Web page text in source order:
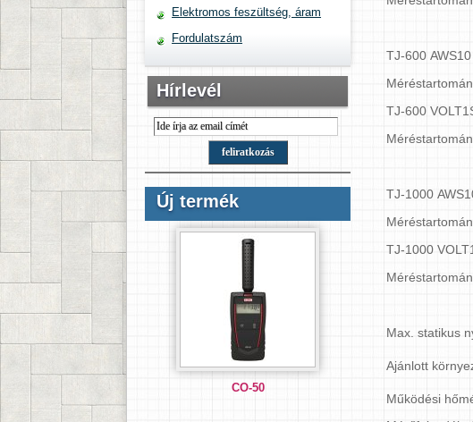
Elektromos feszültség, áram
Fordulatszám
Hírlevél
Új termék
CO-50
TJ-600 AWS10
TJ-600
TJ-1000
TJ-1000
Max. statikus
Ajánlott
Működési